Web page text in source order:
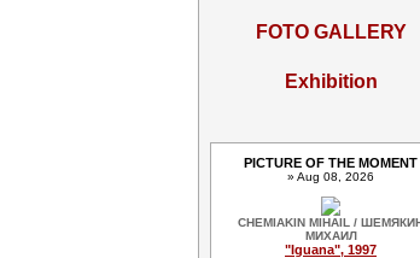
FOTO GALLERY
Exhibition
PICTURE OF THE MOMENT
» Aug 08, 2026
CHEMIAKIN MIHAIL /
МИХАИЛ
"Iguana", 1997